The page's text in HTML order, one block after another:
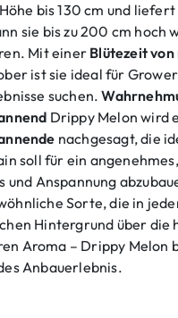
bis 130 cm und
sie bis zu 200 cm hoch
Mit einer Blütezeit von
ist sie ideal für
suchen.
Drippy Melon wird
nachgesagt, die
soll für ein
und Anspannung
Sorte, die in
Hintergrund über die
Aroma – Drippy Melon
Anbauerlebnis.